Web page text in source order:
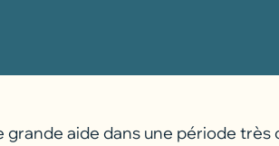
aide dans une période très